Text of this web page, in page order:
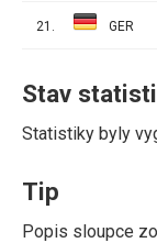
21. GER
Stav
Statistiky byly
Tip
Popis sloupce